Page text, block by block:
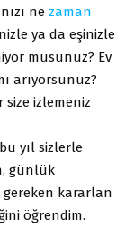
ne zaman
ya da eşinizle
musunuz? Ev
arıyorsunuz?
izlemeniz
yıl sizlerle
günlük
gereken kararlan
öğrendim.